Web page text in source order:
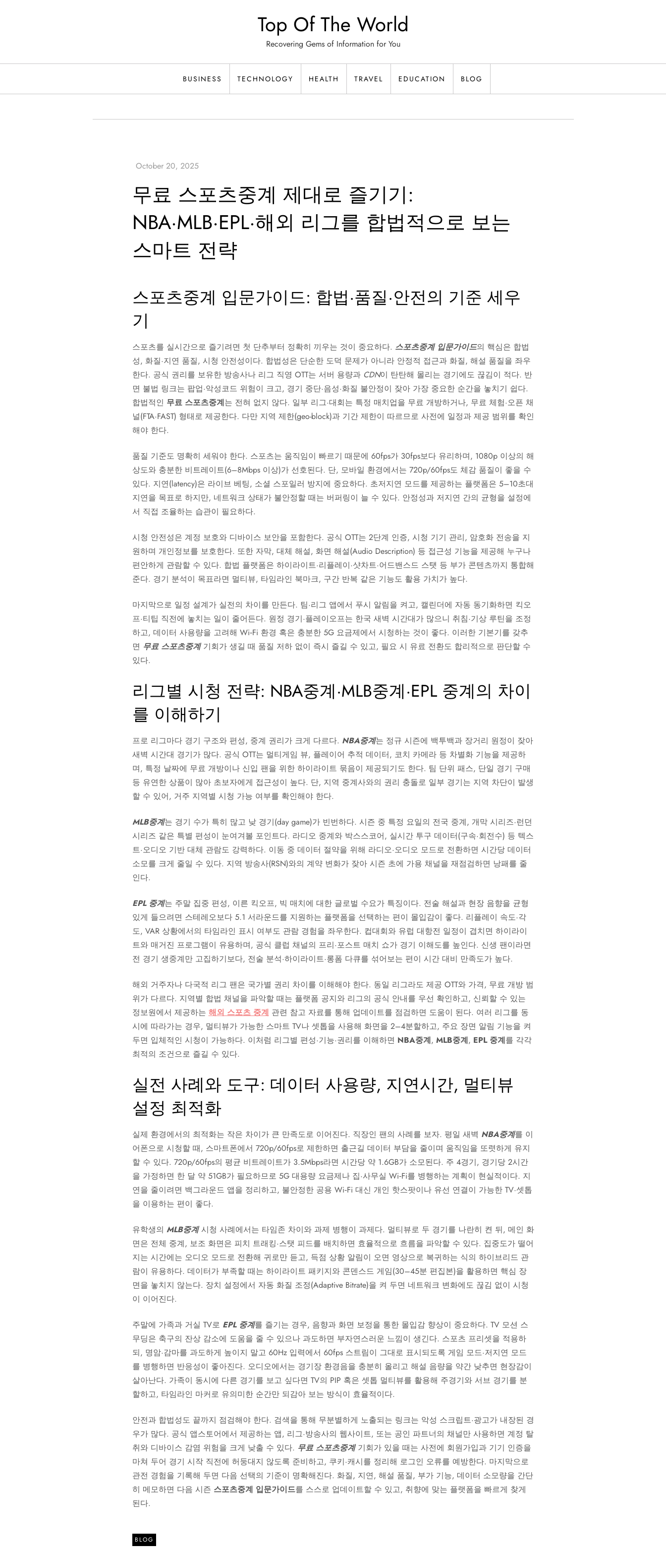
Top Of The World
Recovering Gems of Information for You
BUSINESS TECHNOLOGY HEALTH TRAVEL EDUCATION BLOG
무료 스포츠중계 제대로 즐기기:
NBA·MLB·EPL·해외 리그를 합법적으로 보는
스마트 전략
스포츠중계 입문가이드: 합법·품질·안전의 기준 세우
기
스포츠를 실시간으로 즐기려면 첫 단추부터 정확히 끼우는 것이 중요하다. 스포츠중계 입문가이드의 핵심은 합법
성, 화질·지연 품질, 시청 안전성이다. 합법성은 단순한 도덕 문제가 아니라 안정적 접근과 화질, 해설 품질을 좌우
한다. 공식 권리를 보유한 방송사나 리그 직영 OTT는 서버 용량과 CDN이 탄탄해 몰리는 경기에도 끊김이 적다. 반
면 불법 링크는 팝업·악성코드 위험이 크고, 경기 중단·음성·화질 불안정이 잦아 가장 중요한 순간을 놓치기 쉽다.
합법적인 무료 스포츠중계는 전혀 없지 않다. 일부 리그·대회는 특정 매치업을 무료 개방하거나, 무료 체험·오픈 채
널(FTA·FAST) 형태로 제공한다. 다만 지역 제한(geo-block)과 기간 제한이 따르므로 사전에 일정과 제공 범위를 확인
해야 한다.
품질 기준도 명확히 세워야 한다. 스포츠는 움직임이 빠르기 때문에 60fps가 30fps보다 유리하며, 1080p 이상의 해
상도와 충분한 비트레이트(6–8Mbps 이상)가 선호된다. 단, 모바일 환경에서는 720p/60fps도 체감 품질이 좋을 수
있다. 지연(latency)은 라이브 베팅, 소셜 스포일러 방지에 중요하다. 초저지연 모드를 제공하는 플랫폼은 5–10초대
지연을 목표로 하지만, 네트워크 상태가 불안정할 때는 버퍼링이 늘 수 있다. 안정성과 저지연 간의 균형을 설정에
서 직접 조율하는 습관이 필요하다.
시청 안전성은 계정 보호와 디바이스 보안을 포함한다. 공식 OTT는 2단계 인증, 시청 기기 관리, 암호화 전송을 지
원하며 개인정보를 보호한다. 또한 자막, 대체 해설, 화면 해설(Audio Description) 등 접근성 기능을 제공해 누구나
편안하게 관람할 수 있다. 합법 플랫폼은 하이라이트·리플레이·샷차트·어드밴스드 스탯 등 부가 콘텐츠까지 통합해
준다. 경기 분석이 목표라면 멀티뷰, 타임라인 북마크, 구간 반복 같은 기능도 활용 가치가 높다.
마지막으로 일정 설계가 실전의 차이를 만든다. 팀·리그 앱에서 푸시 알림을 켜고, 캘린더에 자동 동기화하면 킥오
프·티팁 직전에 놓치는 일이 줄어든다. 원정 경기·플레이오프는 한국 새벽 시간대가 많으니 취침·기상 루틴을 조정
하고, 데이터 사용량을 고려해 Wi‑Fi 환경 혹은 충분한 5G 요금제에서 시청하는 것이 좋다. 이러한 기본기를 갖추
면 무료 스포츠중계기회가 생길 때 품질 저하 없이 즉시 즐길 수 있고, 필요 시 유료 전환도 합리적으로 판단할 수
있다.
리그별 시청 전략: NBA중계·MLB중계·EPL 중계의 차이
를 이해하기
프로 리그마다 경기 구조와 편성, 중계 권리가 크게 다르다. NBA중계는 정규 시즌에 백투백과 장거리 원정이 잦아
새벽 시간대 경기가 많다. 공식 OTT는 멀티게임 뷰, 플레이어 추적 데이터, 코치 카메라 등 차별화 기능을 제공하
며, 특정 날짜에 무료 개방이나 신입 팬을 위한 하이라이트 묶음이 제공되기도 한다. 팀 단위 패스, 단일 경기 구매
등 유연한 상품이 많아 초보자에게 접근성이 높다. 단, 지역 중계사와의 권리 충돌로 일부 경기는 지역 차단이 발생
할 수 있어, 거주 지역별 시청 가능 여부를 확인해야 한다.
MLB중계는 경기 수가 특히 많고 낮 경기(day game)가 빈번하다. 시즌 중 특정 요일의 전국 중계, 개막 시리즈·런던
시리즈 같은 특별 편성이 눈여겨볼 포인트다. 라디오 중계와 박스스코어, 실시간 투구 데이터(구속·회전수) 등 텍스
트·오디오 기반 대체 관람도 강력하다. 이동 중 데이터 절약을 위해 라디오·오디오 모드로 전환하면 시간당 데이터
소모를 크게 줄일 수 있다. 지역 방송사(RSN)와의 계약 변화가 잦아 시즌 초에 가용 채널을 재점검하면 낭패를 줄
인다.
EPL 중계는 주말 집중 편성, 이른 킥오프, 빅 매치에 대한 글로벌 수요가 특징이다. 전술 해설과 현장 음향을 균형
있게 들으려면 스테레오보다 5.1 서라운드를 지원하는 플랫폼을 선택하는 편이 몰입감이 좋다. 리플레이 속도·각
도, VAR 상황에서의 타임라인 표시 여부도 관람 경험을 좌우한다. 컵대회와 유럽 대항전 일정이 겹치면 하이라이
트와 매거진 프로그램이 유용하며, 공식 클럽 채널의 프리·포스트 매치 쇼가 경기 이해도를 높인다. 신생 팬이라면
전 경기 생중계만 고집하기보다, 전술 분석·하이라이트·롱폼 다큐를 섞어보는 편이 시간 대비 만족도가 높다.
해외 거주자나 다국적 리그 팬은 국가별 권리 차이를 이해해야 한다. 동일 리그라도 제공 OTT와 가격, 무료 개방 범
위가 다르다. 지역별 합법 채널을 파악할 때는 플랫폼 공지와 리그의 공식 안내를 우선 확인하고, 신뢰할 수 있는
정보원에서 제공하는 해외 스포츠 중계 관련 참고 자료를 통해 업데이트를 점검하면 도움이 된다. 여러 리그를 동
시에 따라가는 경우, 멀티뷰가 가능한 스마트 TV나 셋톱을 사용해 화면을 2–4분할하고, 주요 장면 알림 기능을 켜
두면 입체적인 시청이 가능하다. 이처럼 리그별 편성·기능·권리를 이해하면 NBA중계, MLB중계, EPL 중계를 각각
최적의 조건으로 즐길 수 있다.
실전 사례와 도구: 데이터 사용량, 지연시간, 멀티뷰
설정 최적화
실제 환경에서의 최적화는 작은 차이가 큰 만족도로 이어진다. 직장인 팬의 사례를 보자. 평일 새벽 NBA중계를 이
어폰으로 시청할 때, 스마트폰에서 720p/60fps로 제한하면 출근길 데이터 부담을 줄이며 움직임을 또렷하게 유지
할 수 있다. 720p/60fps의 평균 비트레이트가 3.5Mbps라면 시간당 약 1.6GB가 소모된다. 주 4경기, 경기당 2시간
을 가정하면 한 달 약 51GB가 필요하므로 5G 대용량 요금제나 집·사무실 Wi‑Fi를 병행하는 계획이 현실적이다. 지
연을 줄이려면 백그라운드 앱을 정리하고, 불안정한 공용 Wi‑Fi 대신 개인 핫스팟이나 유선 연결이 가능한 TV·셋톱
을 이용하는 편이 좋다.
유학생의 MLB중계시청 사례에서는 타임존 차이와 과제 병행이 과제다. 멀티뷰로 두 경기를 나란히 켠 뒤, 메인 화
면은 전체 중계, 보조 화면은 피치 트래킹·스탯 피드를 배치하면 효율적으로 흐름을 파악할 수 있다. 집중도가 떨어
지는 시간에는 오디오 모드로 전환해 귀로만 듣고, 득점 상황 알림이 오면 영상으로 복귀하는 식의 하이브리드 관
람이 유용하다. 데이터가 부족할 때는 하이라이트 패키지와 콘덴스드 게임(30–45분 편집본)을 활용하면 핵심 장
면을 놓치지 않는다. 장치 설정에서 자동 화질 조정(Adaptive Bitrate)을 켜 두면 네트워크 변화에도 끊김 없이 시청
이 이어진다.
주말에 가족과 거실 TV로 EPL 중계를 즐기는 경우, 음향과 화면 보정을 통한 몰입감 향상이 중요하다. TV 모션 스
무딩은 축구의 잔상 감소에 도움을 줄 수 있으나 과도하면 부자연스러운 느낌이 생긴다. 스포츠 프리셋을 적용하
되, 명암·감마를 과도하게 높이지 말고 60Hz 입력에서 60fps 스트림이 그대로 표시되도록 게임 모드·저지연 모드
를 병행하면 반응성이 좋아진다. 오디오에서는 경기장 환경음을 충분히 올리고 해설 음량을 약간 낮추면 현장감이
살아난다. 가족이 동시에 다른 경기를 보고 싶다면 TV의 PIP 혹은 셋톱 멀티뷰를 활용해 주경기와 서브 경기를 분
할하고, 타임라인 마커로 유의미한 순간만 되감아 보는 방식이 효율적이다.
안전과 합법성도 끝까지 점검해야 한다. 검색을 통해 무분별하게 노출되는 링크는 악성 스크립트·광고가 내장된 경
우가 많다. 공식 앱스토어에서 제공하는 앱, 리그·방송사의 웹사이트, 또는 공인 파트너의 채널만 사용하면 계정 탈
취와 디바이스 감염 위험을 크게 낮출 수 있다. 무료 스포츠중계기회가 있을 때는 사전에 회원가입과 기기 인증을
마쳐 두어 경기 시작 직전에 허둥대지 않도록 준비하고, 쿠키·캐시를 정리해 로그인 오류를 예방한다. 마지막으로
관전 경험을 기록해 두면 다음 선택의 기준이 명확해진다. 화질, 지연, 해설 품질, 부가 기능, 데이터 소모량을 간단
히 메모하면 다음 시즌 스포츠중계 입문가이드를 스스로 업데이트할 수 있고, 취향에 맞는 플랫폼을 빠르게 찾게
된다.
BLOG